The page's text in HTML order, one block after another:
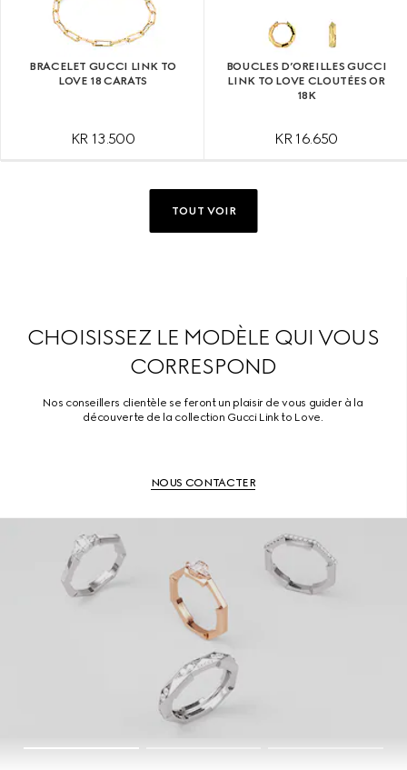
BRACELET GUCCI LINK TO
LOVE 18 CARATS
KR 13.500
BOUCLES D’OREILLES GUCCI
LINK TO LOVE CLOUTÉES OR
18K
KR 16.650
TOUT VOIR
CHOISISSEZ LE MODÈLE QUI VOUS
CORRESPOND
Nos conseillers clientèle se feront un plaisir de vous guider à la
découverte de la collection Gucci Link to Love.
NOUS CONTACTER